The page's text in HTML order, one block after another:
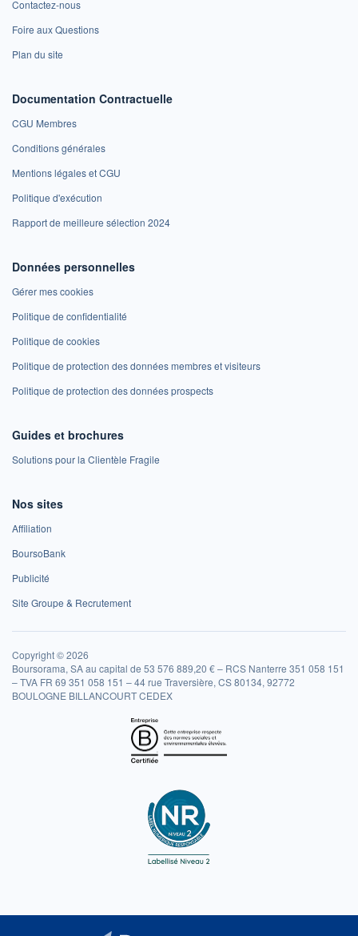
Contactez-nous
Foire aux Questions
Plan du site
Documentation Contractuelle
CGU Membres
Conditions générales
Mentions légales et CGU
Politique d'exécution
Rapport de meilleure sélection 2024
Données personnelles
Gérer mes cookies
Politique de confidentialité
Politique de cookies
Politique de protection des données membres et visiteurs
Politique de protection des données prospects
Guides et brochures
Solutions pour la Clientèle Fragile
Nos sites
Affiliation
BoursoBank
Publicité
Site Groupe & Recrutement
Copyright © 2026
Boursorama, SA au capital de 53 576 889,20 € – RCS Nanterre 351 058 151
– TVA FR 69 351 058 151 – 44 rue Traversière, CS 80134, 92772
BOULOGNE BILLANCOURT CEDEX